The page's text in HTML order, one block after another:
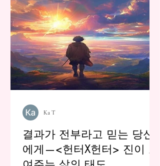
결과가 전부라고 믿는 당신
에게—<헌터X헌터> 진이 보
Ka T